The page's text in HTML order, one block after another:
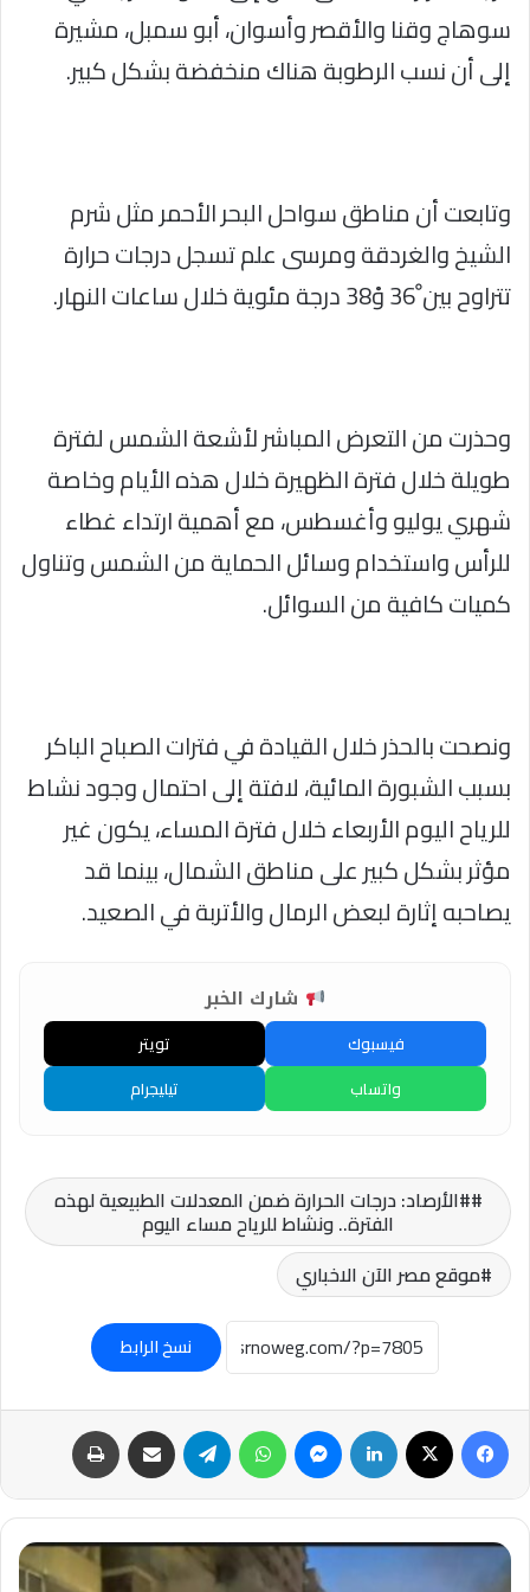
سوهاج وقنا والأقصر وأسوان، أبو سمبل، مشيرة
إلى أن نسب الرطوبة هناك منخفضة بشكل كبير.
وتابعت أن مناطق سواحل البحر الأحمر مثل شرم
الشيخ والغردقة ومرسى علم تسجل درجات حرارة
تتراوح بين ْ36 وْ38 درجة مئوية خلال ساعات النهار.
وحذرت من التعرض المباشر لأشعة الشمس لفترة
طويلة خلال فترة الظهيرة خلال هذه الأيام وخاصة
شهري يوليو وأغسطس، مع أهمية ارتداء غطاء
للرأس واستخدام وسائل الحماية من الشمس وتناول
كميات كافية من السوائل.
ونصحت بالحذر خلال القيادة في فترات الصباح الباكر
بسبب الشبورة المائية، لافتة إلى احتمال وجود نشاط
للرياح اليوم الأربعاء خلال فترة المساء، يكون غير
مؤثر بشكل كبير على مناطق الشمال، بينما قد
يصاحبه إثارة لبعض الرمال والأتربة في الصعيد.
شارك الخبر
فيسبوك
تويتر
واتساب
تيليجرام
#الأرصاد: درجات الحرارة ضمن المعدلات الطبيعية لهذه
الفترة.. ونشاط للرياح مساء اليوم
موقع مصر الآن الاخباري
نسخ الرابط
فيسبوك لينكدإن ماسنجر واتساب تيلقرام مشاركة عبر البريد
#مصرع
ربة